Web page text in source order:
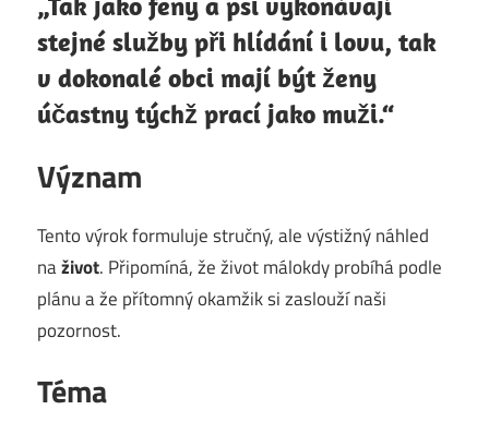
stejné služby při hlídání i lovu, tak
v dokonalé obci mají být ženy
účastny týchž prací jako muži.“
Význam
Tento výrok formuluje stručný, ale výstižný náhled
naživot. Připomíná, že život málokdy probíhá podle
plánu a že přítomný okamžik si zaslouží naši
pozornost.
Téma